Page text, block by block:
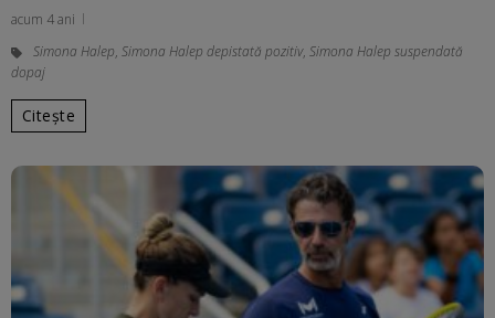
acum 4 ani
Simona Halep, Simona Halep depistată pozitiv, Simona Halep suspendată
dopaj
Citește